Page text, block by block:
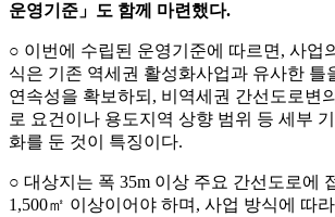
운영기준 」 도 함께 마련했다.
○ 이번에 수립된 운영기준에 따르면, 사업
식은 기존 역세권 활성화사업과 유사한 틀
연속성을 확보하되, 비역세권 간선도로변
로 요건이나 용도지역 상향 범위 등 세부
화를 둔 것이 특징이다.
○ 대상지는 폭 35m 이상 주요 간선도로에
1,500㎡ 이상이어야 하며, 사업 방식에 따